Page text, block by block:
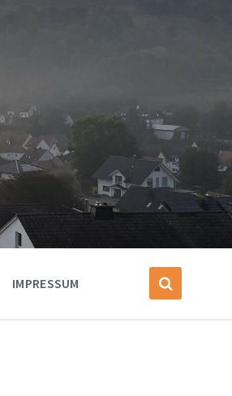
IMPRESSUM